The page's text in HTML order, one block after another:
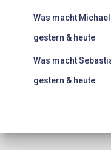
Was macht
gestern & heute
Was macht
gestern & heute